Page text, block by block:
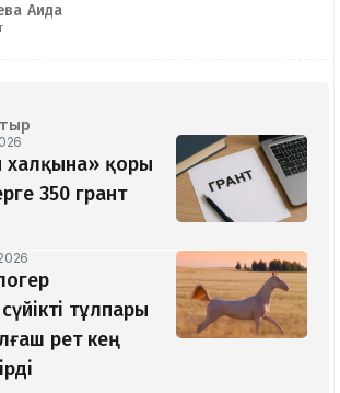
Аида
халқына» қоры
350 грант
тұлпары
рет кең